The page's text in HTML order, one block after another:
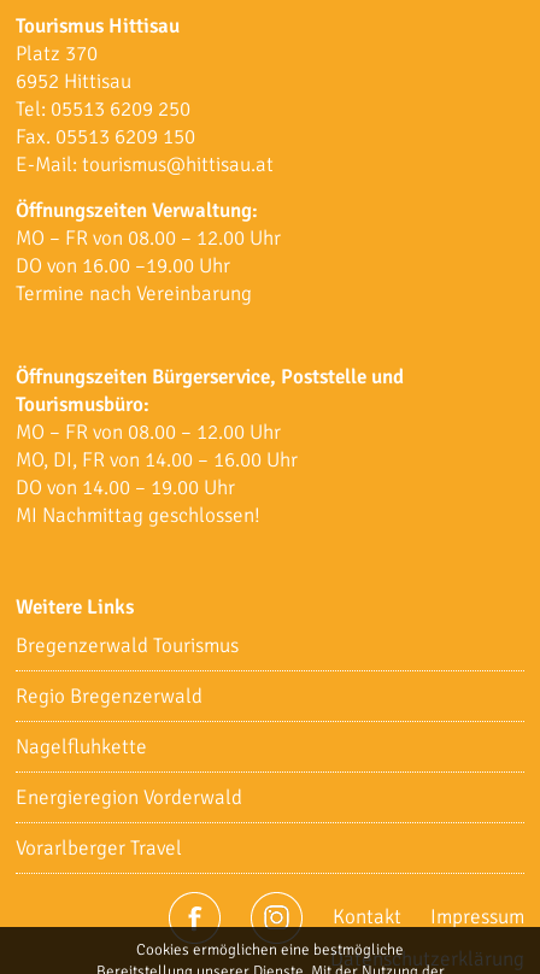
Tourismus Hittisau
Platz 370
6952 Hittisau
Tel: 05513 6209 250
Fax. 05513 6209 150
E-Mail:tourismus@hittisau.at
Öffnungszeiten Verwaltung:
MO – FR von 08.00 – 12.00 Uhr
DO von 16.00 –19.00 Uhr
Termine nach Vereinbarung
Öffnungszeiten Bürgerservice, Poststelle und
Tourismusbüro:
MO – FR von 08.00 – 12.00 Uhr
MO, DI, FR von 14.00 – 16.00 Uhr
DO von 14.00 – 19.00 Uhr
MI Nachmittag geschlossen!
Weitere Links
Bregenzerwald Tourismus
Regio Bregenzerwald
Nagelfluhkette
Energieregion Vorderwald
Vorarlberger Travel
Kontakt
Impressum
Datenschutzerklärung
Cookies ermöglichen eine bestmögliche